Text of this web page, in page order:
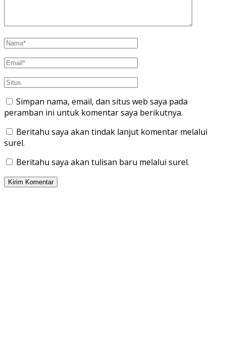
Simpan nama, email, dan situs web saya pada
peramban ini untuk komentar saya berikutnya.
Beritahu saya akan tindak lanjut komentar melalui
surel.
Beritahu saya akan tulisan baru melalui surel.